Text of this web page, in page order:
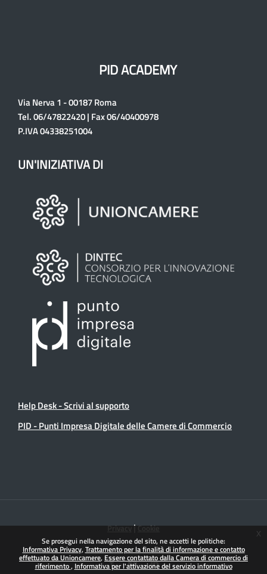
PID ACADEMY
Via Nerva 1 - 00187 Roma
Tel. 06/47822420 | Fax 06/40400978
P.IVA 04338251004
UN'INIZIATIVA DI
Help Desk - Scrivi al supporto
PID - Punti Impresa Digitale delle Camere di Commercio
Privacy|Cookie
Se prosegui nella navigazione del sito, ne accetti le politiche:
Informativa Privacy Trattamento per la finalità di informazione e contatto
effettuato da Unioncamere Essere contattato dalla Camera di commercio di
riferimento Informativa per l'attivazione del servizio informativo
x